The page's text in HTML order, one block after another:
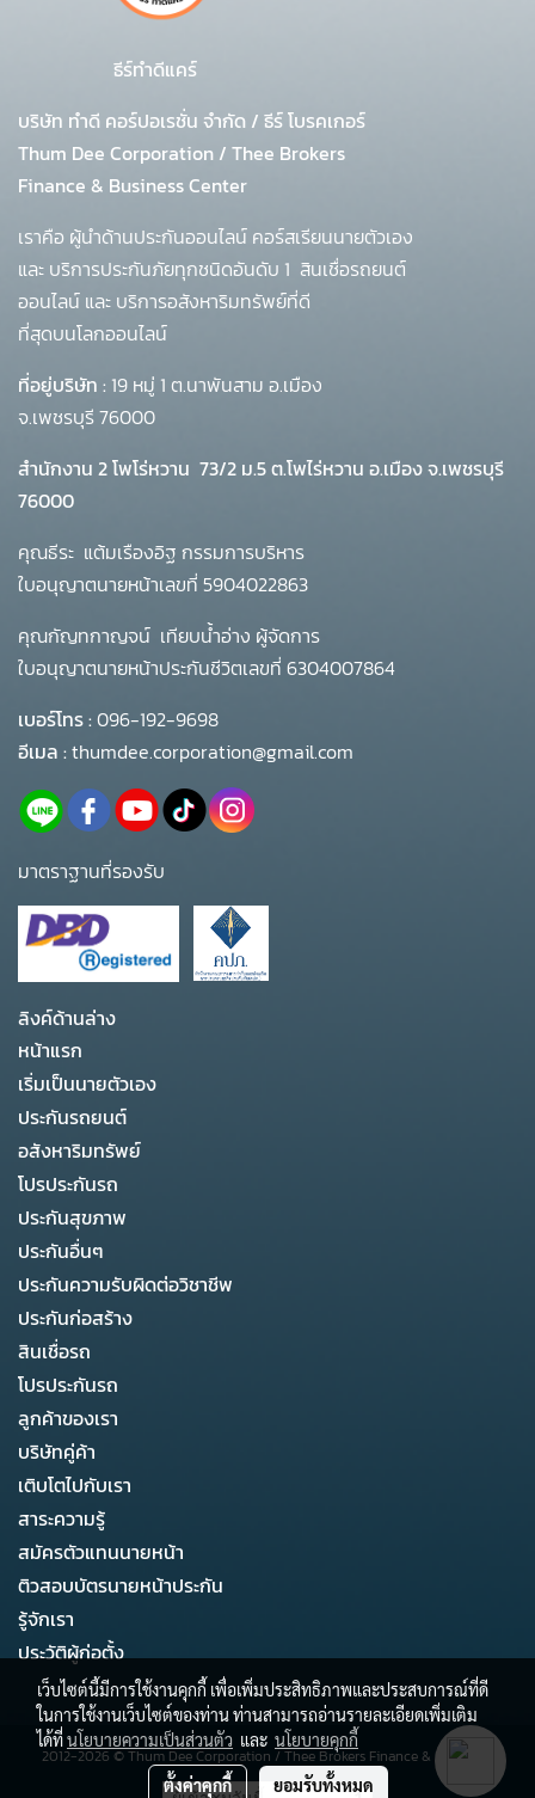
ธีร์ทำดีแคร์
บริษัท ทำดี คอร์ปอเรชั่น จำกัด / ธีร์ โบรคเกอร์
Thum Dee Corporation / Thee Brokers
Finance & Business Center
เราคือ ผู้นำด้านประกันออนไลน์ คอร์สเรียนนายตัวเอง
และ บริการประกันภัยทุกชนิดอันดับ 1 สินเชื่อรถยนต์
ออนไลน์ และ บริการอสังหาริมทรัพย์ที่ดี
ที่สุดบนโลกออนไลน์
ที่อยู่บริษัท : 19 หมู่ 1 ต.นาพันสาม อ.เมือง
จ.เพชรบุรี 76000
สำนักงาน 2 โพโร่หวาน 73/2 ม.5 ต.โพไร่หวาน อ.เมือง จ.เพชรบุรี
76000
คุณธีระ แต้มเรืองอิฐ กรรมการบริหาร
ใบอนุญาตนายหน้าเลขที่ 5904022863
คุณกัญทกาญจน์ เทียบน้ำอ่าง ผู้จัดการ
ใบอนุญาตนายหน้าประกันชีวิตเลขที่ 6304007864
เบอร์โทร :096-192-9698
อีเมล :thumdee.corporation@gmail.com
มาตราฐานที่รองรับ
ลิงค์ด้านล่าง
หน้าแรก
เริ่มเป็นนายตัวเอง
ประกันรถยนต์
อสังหาริมทรัพย์
โปรประกันรถ
ประกันสุขภาพ
ประกันอื่นๆ
ประกันความรับผิดต่อวิชาชีพ
ประกันก่อสร้าง
สินเชื่อรถ
โปรประกันรถ
ลูกค้าของเรา
บริษัทคู่ค้า
เติบโตไปกับเรา
สาระความรู้
สมัครตัวแทนนายหน้า
ติวสอบบัตรนายหน้าประกัน
รู้จักเรา
ประวัติผู้ก่อตั้ง
2012-2026 ©Thum Dee Corporation /Thee Brokers Finance & Business
เว็บไซต์นี้มีการใช้งานคุกกี้ เพื่อเพิ่มประสิทธิภาพและประสบการณ์ที่ดี
ในการใช้งานเว็บไซต์ของท่าน ท่านสามารถอ่านรายละเอียดเพิ่มเติม
ได้ที่นโยบายความเป็นส่วนตัว และ นโยบายคุกกี้
ตั้งค่าคุกกี้ ยอมรับทั้งหมด